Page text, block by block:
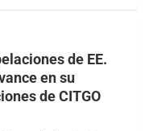
de EE.
en su
de CITGO